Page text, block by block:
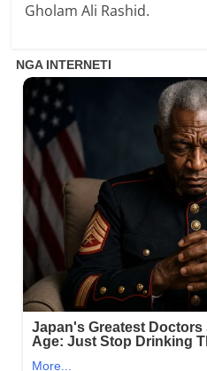
Gholam Ali Rashid.